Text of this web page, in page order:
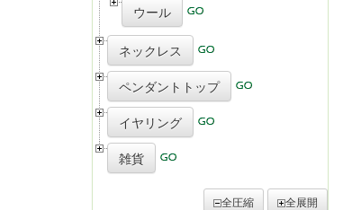
ウール
ネックレス
ペンダントトップ
イヤリング
雑貨
全圧縮 全展開